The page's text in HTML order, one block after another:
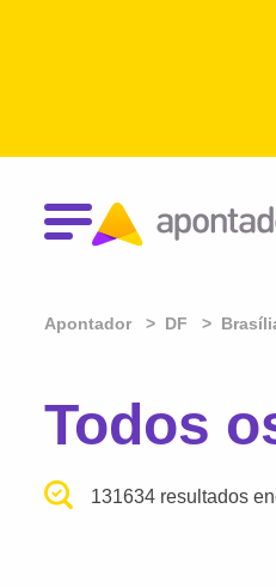
Apontador DF
Todos
131634 resultados